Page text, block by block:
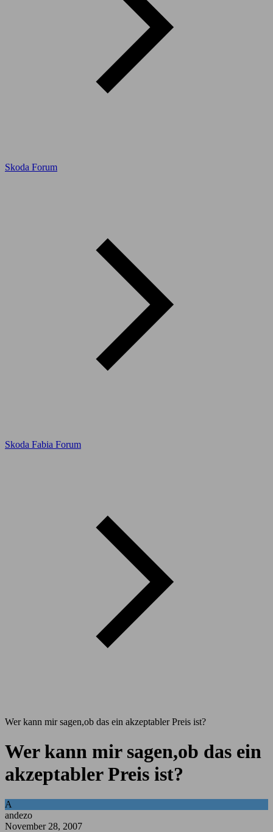
Skoda Forum
Skoda Fabia Forum
Wer kann mir sagen,ob das ein akzeptabler Preis ist?
Wer kann mir sagen,ob das ein
akzeptabler Preis ist?
A
andezo
November 28, 2007